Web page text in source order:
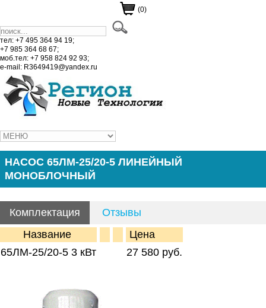
(0)
тел: +7 495 364 94 19;
+7 985 364 68 67;
моб.тел: +7 958 824 92 93;
e-mail: R3649419@yandex.ru
НАСОС 65ЛМ-25/20-5 ЛИНЕЙНЫЙ
МОНОБЛОЧНЫЙ
Комплектация
Отзывы
Название
Цена
65ЛМ-25/20-5 3 кВт
27 580 руб.